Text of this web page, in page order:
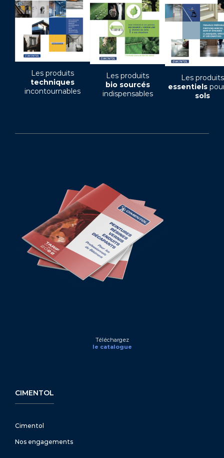
Les produits
techniques
incontournables
Les produits
bio sourcés
indispensables
Les produits
essentiels
sols
Téléchargez
le catalogue
CIMENTOL
Cimentol
Nos engagements